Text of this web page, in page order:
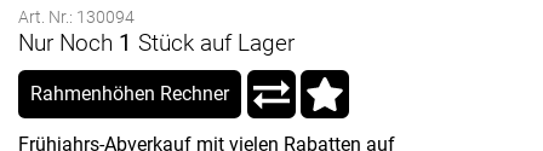
Art. Nr.: 130094
Nur Noch 1 Stück auf Lager
Rahmenhöhen Rechner
Frühjahrs-Abverkauf mit vielen Rabatten auf